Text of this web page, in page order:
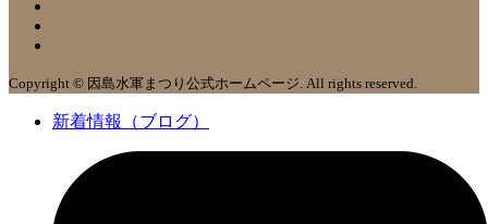
Copyright © 因島水軍まつり公式ホームページ. All rights reserved.
新着情報（ブログ）